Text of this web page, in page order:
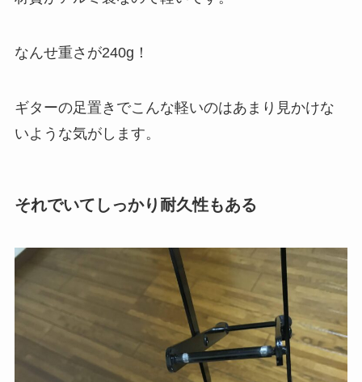
なんせ重さが240g！
ギターの足置きでこんな軽いのはあまり見かけな
いような気がします。
それでいてしっかり耐久性もある